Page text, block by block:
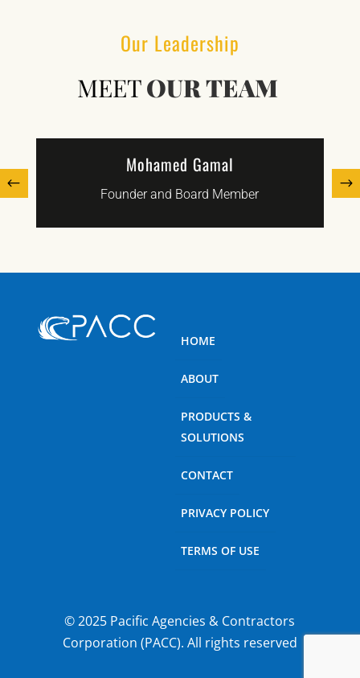
Our Leadership
MEETOUR TEAM
Mohamed Gamal
Founder and Board Member
HOME
ABOUT
PRODUCTS &
SOLUTIONS
CONTACT
PRIVACY POLICY
TERMS OF USE
© 2025 Pacific Agencies & Contractors
Corporation (PACC). All rights reserved